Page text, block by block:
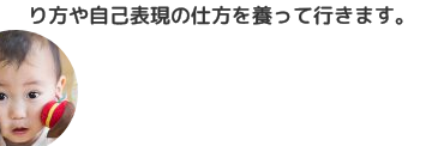
り方や自己表現の仕方を養って行きます。